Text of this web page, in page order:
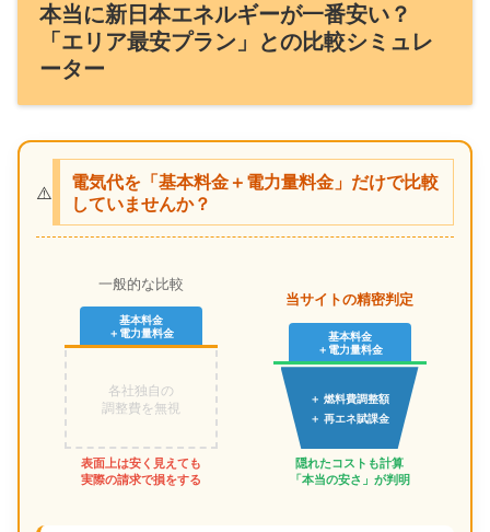
本当に新日本エネルギーが一番安い？
「エリア最安プラン」との比較シミュレ
ーター
⚠️
電気代を「基本料金＋電力量料金」だけで比較
していませんか？
一般的な比較
基本料金
＋電力量料金
各社独自の
調整費を無視
表面上は安く見えても
実際の請求で損をする
当サイトの精密判定
基本料金
＋電力量料金
＋ 燃料費調整額
＋ 再エネ賦課金
隠れたコストも計算
「本当の安さ」が判明